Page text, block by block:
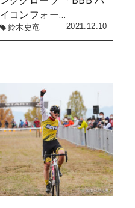
イコンフォー…
鈴木史竜 2021.12.10